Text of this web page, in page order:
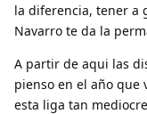
la diferencia, tener a
Navarro te da la
A partir de aqui las
pienso en el año que
esta liga tan